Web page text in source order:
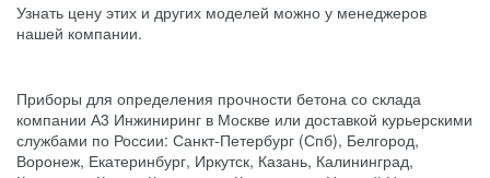
Узнать цену этих и других моделей можно у менеджеров
нашей компании.
Приборы для определения прочности бетона со склада
компании А3 Инжиниринг в Москве или доставкой курьерскими
службами по России: Санкт-Петербург (Спб), Белгород,
Воронеж, Екатеринбург, Иркутск, Казань, Калининград,